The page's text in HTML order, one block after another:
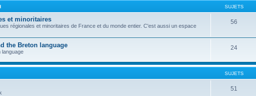
SUJETS
et minoritaires
régionales et minoritaires de France et du monde entier. C'est aussi un espace
56
the Breton language
language
24
SUJETS
51